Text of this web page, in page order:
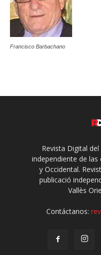
Francisco Barbachano
Revista Digital
independiente de las
y Occidental.
publicació
Vallès
Contáctanos: